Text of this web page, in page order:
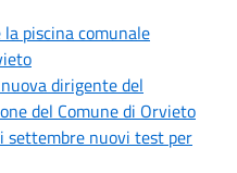
piscina comunale
dirigente del
del Comune di Orvieto
settembre nuovi test per